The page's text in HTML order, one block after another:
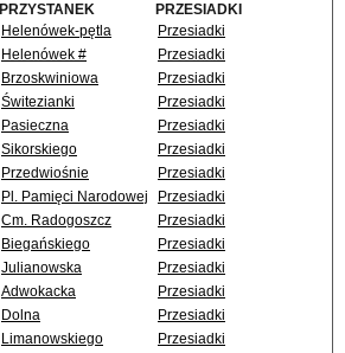
PRZYSTANEK
PRZESIADKI
Helenówek-pętla
Przesiadki
Helenówek #
Przesiadki
Brzoskwiniowa
Przesiadki
Świtezianki
Przesiadki
Pasieczna
Przesiadki
Sikorskiego
Przesiadki
Przedwiośnie
Przesiadki
Pl. Pamięci Narodowej
Przesiadki
Cm. Radogoszcz
Przesiadki
Biegańskiego
Przesiadki
Julianowska
Przesiadki
Adwokacka
Przesiadki
Dolna
Przesiadki
Limanowskiego
Przesiadki